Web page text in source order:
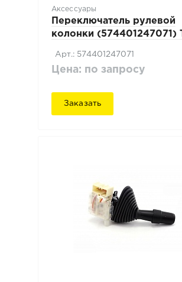
Аксессуары
Переключатель рулевой
колонки (574401247071)
Арт.: 574401247071
Цена: по запросу
Заказать